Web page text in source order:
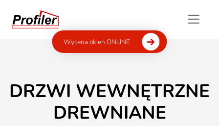
Wycena okien ONLINE
DRZWI WEWNĘTRZNE
DREWNIANE